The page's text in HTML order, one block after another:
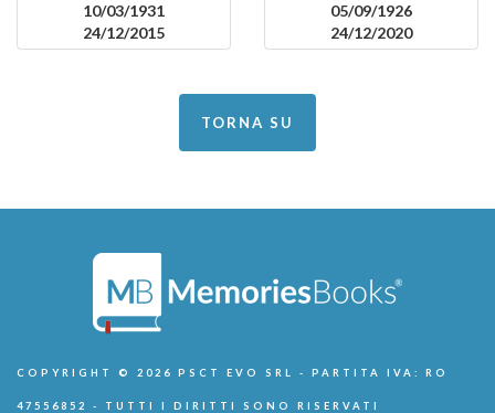
10/03/1931
24/12/2015
05/09/1926
24/12/2020
TORNA SU
COPYRIGHT © 2026 PSCT EVO SRL - PARTITA IVA: RO
47556852 - TUTTI I DIRITTI SONO RISERVATI